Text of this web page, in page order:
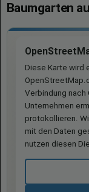
Baumgarten
Diese Karte wird
Verbindung
Unternehmen
protokollieren.
mit den Daten
nutzen diesen